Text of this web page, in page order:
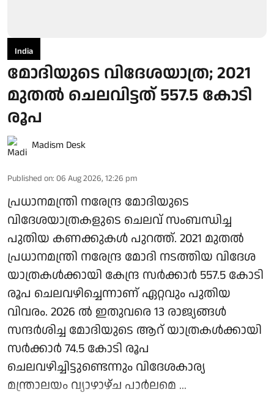
India
മോദിയുടെ വിദേശയാത്ര; 2021
മുതല്‍ ചെലവിട്ടത് 557.5 കോടി
രൂപ
Madism Desk
Published on: 06 Aug 2026, 12:26 pm
പ്രധാനമന്ത്രി നരേന്ദ്ര മോദിയുടെ
വിദേശയാത്രകളുടെ ചെലവ് സംബന്ധിച്ച
പുതിയ കണക്കുകള്‍ പുറത്ത്. 2021 മുതല്‍
പ്രധാനമന്ത്രി നരേന്ദ്ര മോദി നടത്തിയ വിദേശ
യാത്രകള്‍ക്കായി കേന്ദ്ര സര്‍ക്കാര്‍ 557.5 കോടി
രൂപ ചെലവഴിച്ചെന്നാണ് ഏറ്റവും പുതിയ
വിവരം. 2026 ല്‍ ഇതുവരെ 13 രാജ്യങ്ങള്‍
സന്ദര്‍ശിച്ച മോദിയുടെ ആറ് യാത്രകള്‍ക്കായി
സര്‍ക്കാര്‍ 74.5 കോടി രൂപ
ചെലവഴിച്ചിട്ടുണ്ടെന്നും വിദേശകാര്യ
മന്ത്രാലയം വ്യാഴാഴ്ച പാര്‍ലമെ ...